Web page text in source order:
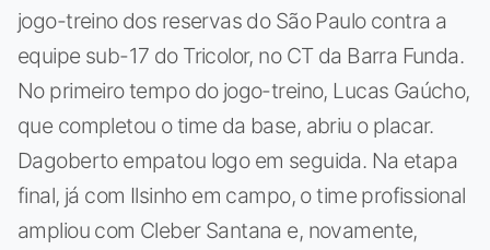
jogo-treino dos reservas do São Paulo contra a
equipe sub-17 do Tricolor, no CT da Barra Funda.
No primeiro tempo do jogo-treino, Lucas Gaúcho,
que completou o time da base, abriu o placar.
Dagoberto empatou logo em seguida. Na etapa
final, já com Ilsinho em campo, o time profissional
ampliou com Cleber Santana e, novamente,